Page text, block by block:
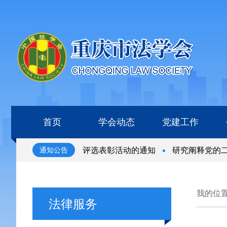
首页 学会动态 党建工作
通知公告
国杰出青年法学家”评选表彰活动的通知
研究阐释党的二
国杰出青年法学家”评选表彰活动的通知
法律服务
我的位